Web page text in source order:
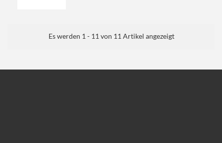
Es werden 1 - 11 von 11 Artikel angezeigt